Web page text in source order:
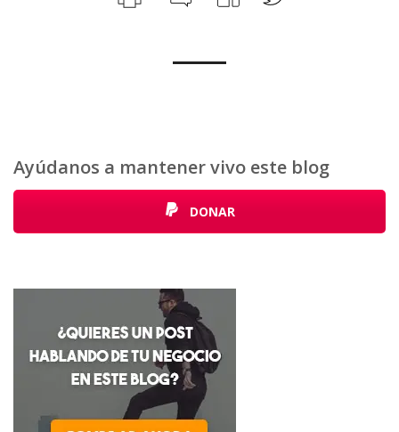
Ayúdanos a mantener vivo este blog
DONAR